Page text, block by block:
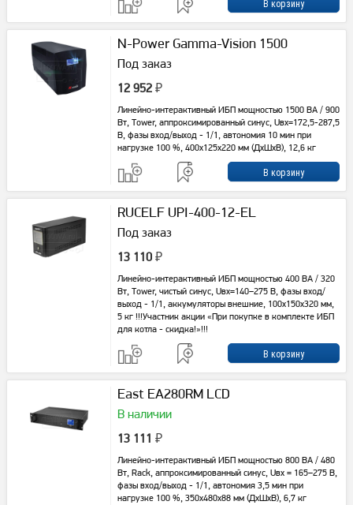
N-Power Gamma-Vision 1500
Под заказ
12 952 ₽
Линейно-интерактивный ИБП мощностью 1500 ВА / 900
Вт, Tower, аппроксимированный синус, Uвх=172,5-287,5
В, фазы вход/выход - 1/1, автономия 10 мин при
нагрузке 100 %, 400x125x220 мм (ДхШхВ), 12,6 кг
RUCELF UPI-400-12-EL
Под заказ
13 110 ₽
Линейно-интерактивный ИБП мощностью 400 ВА / 320
Вт, Tower, чистый синус, Uвх=140–275 В, фазы вход/
выход - 1/1, аккумуляторы внешние, 100х150x320 мм,
5 кг !!!Участник акции «При покупке в комплекте ИБП
для котла - скидка!»!!!
East EA280RM LCD
В наличии
13 111 ₽
Линейно-интерактивный ИБП мощностью 800 ВА / 480
Вт, Rack, аппроксимированный синус, Uвх = 165–275 В,
фазы вход/выход - 1/1, автономия 3,5 мин при
нагрузке 100 %, 350х480х88 мм (ДхШхВ), 6,7 кг